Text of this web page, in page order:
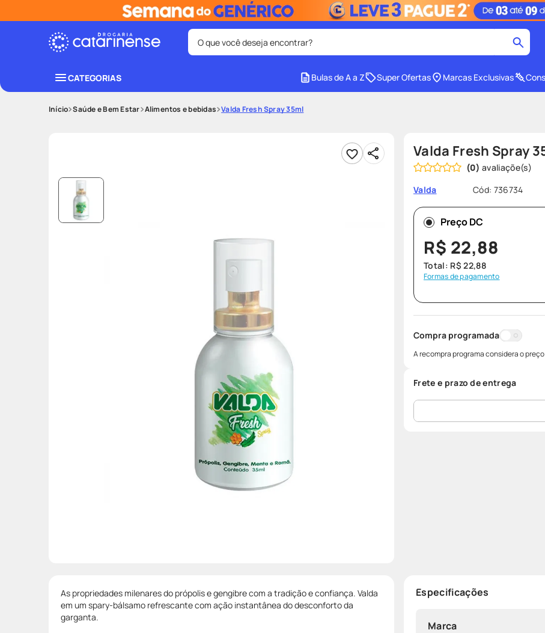
O que você deseja encontrar?
3º shampoo
8º desodorante
teste gravidez
CATEGORIAS Bulas de A a Z Super Ofertas Marcas Exclusivas
Saúde e Bem Estar Alimentos e bebidas Valda Fresh Spray 35ml
Valda Fresh Spray
(0)
Valda
Cód: 736734
Preço DC
R$ 22,88
Total: R$ 22,88
Formas de pagamento
Compra programada
A recompra programa considera o
Frete e prazo de entrega
As propriedades milenares do própolis e gengibre com a tradição e confiança. Valda
em um spary-bálsamo refrescante com ação instantânea do desconforto da
garganta.
Especificações
Marca